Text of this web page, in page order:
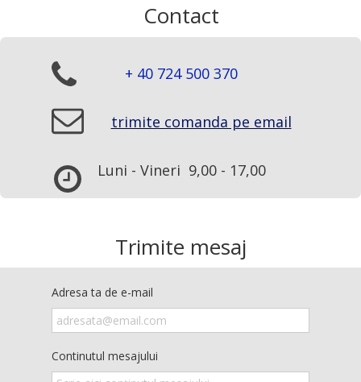
Contact
+ 40 724 500 370
trimite comanda pe email
Luni - Vineri 9,00 - 17,00
Trimite mesaj
Adresa ta de e-mail
Continutul mesajului